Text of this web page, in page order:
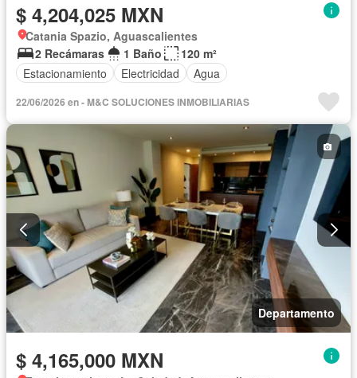
$ 4,204,025 MXN
Catania Spazio, Aguascalientes
2 Recámaras
1 Baño
120 m²
Estacionamiento
Electricidad Agua
22/06/2026 en - M&C SOLUCIONES INMOBILIARIAS
Departamento
$ 4,165,000 MXN